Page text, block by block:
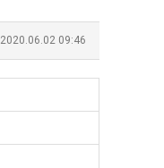
2020.06.02 09:46